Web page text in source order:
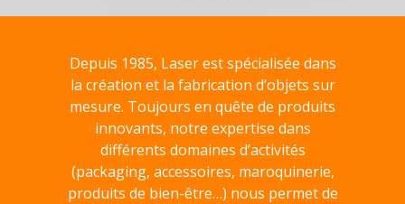
Depuis 1985, Laser est spécialisée dans
la création et la fabrication d’objets sur
mesure. Toujours en quête de produits
innovants, notre expertise dans
différents domaines d’activités
(packaging, accessoires, maroquinerie,
produits de bien-être…) nous permet de